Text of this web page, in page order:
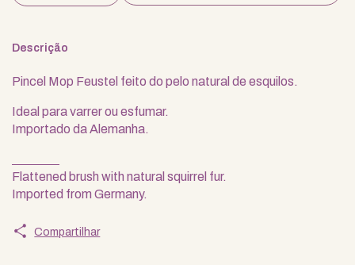
Descrição
Pincel Mop Feustel feito do pelo natural de esquilos.
Ideal para varrer ou esfumar.
Importado da Alemanha.
Flattened brush with natural squirrel fur.
Imported from Germany.
Compartilhar